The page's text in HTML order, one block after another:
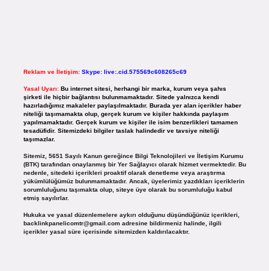
Reklam ve İletişim: Skype: live:.cid.575569c608265c69
Yasal Uyarı: Bu internet sitesi, herhangi bir marka, kurum veya şahıs
şirketi ile hiçbir bağlantısı bulunmamaktadır. Sitede yalnızca kendi
hazırladığımız makaleler paylaşılmaktadır. Burada yer alan içerikler haber
niteliği taşımamakta olup, gerçek kurum ve kişiler hakkında paylaşım
yapılmamaktadır. Gerçek kurum ve kişiler ile isim benzerlikleri tamamen
tesadüfidir. Sitemizdeki bilgiler taslak halindedir ve tavsiye niteliği
taşımazlar.
Sitemiz, 5651 Sayılı Kanun gereğince Bilgi Teknolojileri ve İletişim Kurumu
(BTK) tarafından onaylanmış bir Yer Sağlayıcı olarak hizmet vermektedir. Bu
nedenle, sitedeki içerikleri proaktif olarak denetleme veya araştırma
yükümlülüğümüz bulunmamaktadır. Ancak, üyelerimiz yazdıkları içeriklerin
sorumluluğunu taşımakta olup, siteye üye olarak bu sorumluluğu kabul
etmiş sayılırlar.
Hukuka ve yasal düzenlemelere aykırı olduğunu düşündüğünüz içerikleri,
backlinkpanelicomtr@gmail.comadresine bildirmeniz halinde, ilgili
içerikler yasal süre içerisinde sitemizden kaldırılacaktır.